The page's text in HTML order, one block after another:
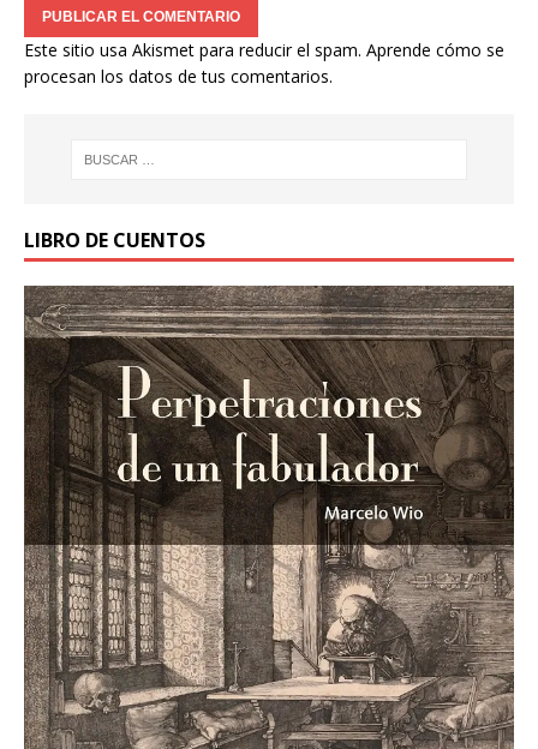
Este sitio usa Akismet para reducir el spam. Aprende cómo se
procesan los datos de tus comentarios.
LIBRO DE CUENTOS